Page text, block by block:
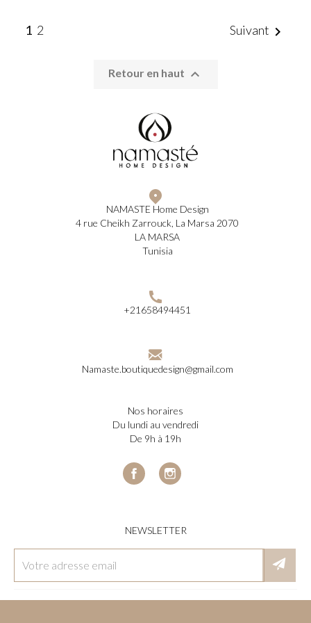
1 2 Suivant 
Retour en haut 
NAMASTE Home Design
4 rue Cheikh Zarrouck, La Marsa 2070
LA MARSA
Tunisia
+21658494451
Namaste.boutiquedesign@gmail.com
nos horaires
du lundi au vendredi
de 9h à 19h
Facebook
NEWSLETTER